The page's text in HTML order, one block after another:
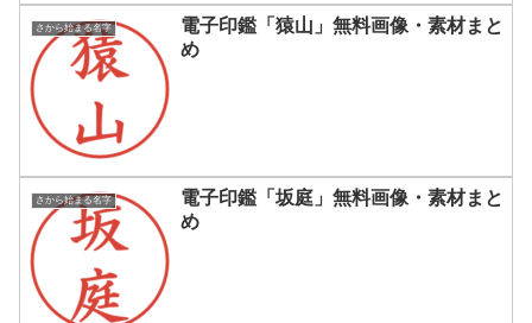
さから始まる名字
電子印鑑「猿山」無料画像・素材まと
め
さから始まる名字
電子印鑑「坂庭」無料画像・素材まと
め